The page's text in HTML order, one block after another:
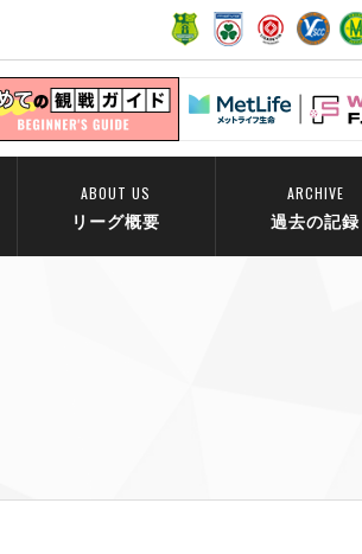
ABOUT US
リーグ概要
ARCHIVE
過去の記録